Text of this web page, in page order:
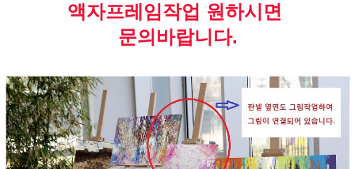
액자프레임작업 원하시면
문의바랍니다.